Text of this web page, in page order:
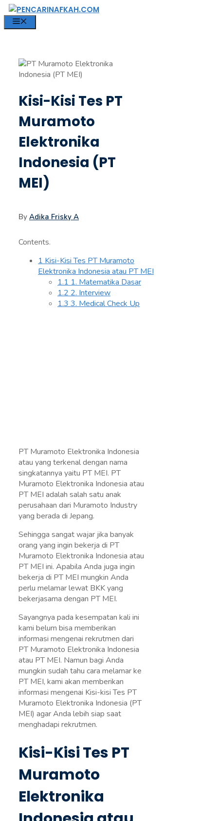
Langsung
ke
isi
Kisi-Kisi Tes PT
Muramoto
Elektronika
Indonesia (PT
MEI)
By Adika Frisky A
Contents.
1Kisi-Kisi Tes PT Muramoto
Elektronika Indonesia atau PT MEI
1.11. Matematika Dasar
1.22. Interview
1.33. Medical Check Up
PT Muramoto Elektronika Indonesia
atau yang terkenal dengan nama
singkatannya yaitu PT MEI. PT
Muramoto Elektronika Indonesia atau
PT MEI adalah salah satu anak
perusahaan dari Muramoto Industry
yang berada di Jepang.
Sehingga sangat wajar jika banyak
orang yang ingin bekerja di PT
Muramoto Elektronika Indonesia atau
PT MEI ini. Apabila Anda juga ingin
bekerja di PT MEI mungkin Anda
perlu melamar lewat BKK yang
bekerjasama dengan PT MEI.
Sayangnya pada kesempatan kali ini
kami belum bisa memberikan
informasi mengenai rekrutmen dari
PT Muramoto Elektronika Indonesia
atau PT MEI. Namun bagi Anda
mungkin sudah tahu cara melamar ke
PT MEI, kami akan memberikan
informasi mengenai Kisi-kisi Tes PT
Muramoto Elektronika Indonesia (PT
MEI) agar Anda lebih siap saat
menghadapi rekrutmen.
Kisi-Kisi Tes PT
Muramoto
Elektronika